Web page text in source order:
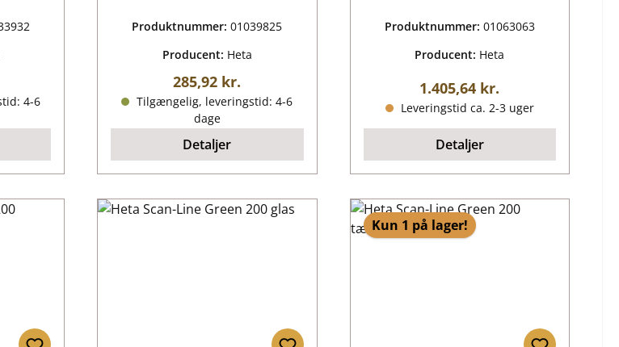
4-6
Produktnummer:01039825
Producent: Heta
Almindelig pris:
285,92 kr.
Tilgængelig, leveringstid: 4-6
dage
Detaljer
Produktnummer: 01063063
Producent: Heta
Almindelig pris:
1.405,64 kr.
Leveringstid ca. 2-3 uger
Detaljer
Kun 1 på lager!